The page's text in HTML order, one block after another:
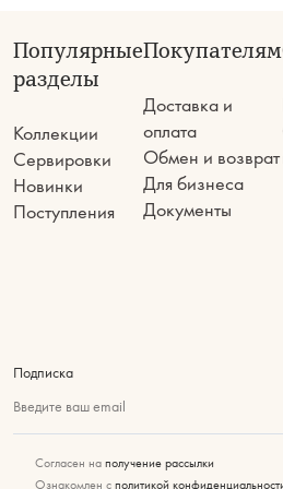
Популярные
разделы
Коллекции
Сервировки
Новинки
Поступления
Покупателям
Доставка и
оплата
Обмен и возврат
Для бизнеса
Документы
Подписка
Введите ваш email
Согласен на получение рассылки
Ознакомлен с политикой